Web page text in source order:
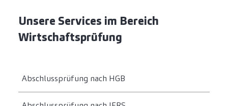
Unsere Services im Bereich
Wirtschaftsprüfung
Abschlussprüfung nach HGB